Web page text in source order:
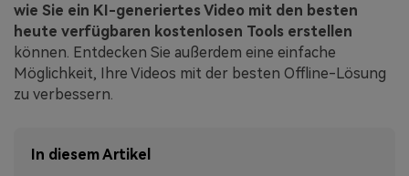
wie Sie ein KI-generiertes Video mit den besten
heute verfügbaren kostenlosen Tools erstellen
können. Entdecken Sie außerdem eine einfache
Möglichkeit, Ihre Videos mit der besten Offline-Lösung
zu verbessern.
In diesem Artikel